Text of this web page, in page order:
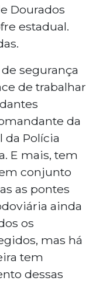
Dourados
estadual.
segurança
de trabalhar
da
da Polícia
E mais, tem
conjunto
as pontes
ainda
os
mas há
tem
dessas